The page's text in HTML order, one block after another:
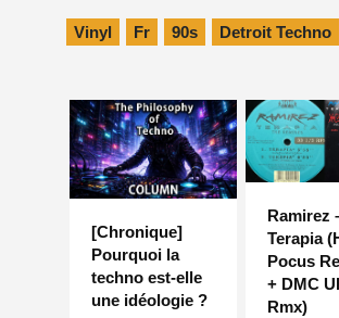
Vinyl Fr 90s Detroit Techno
[Chronique]
Pourquoi la
techno est-elle
une idéologie ?
Ramirez
Terapia
Pocus
+ DMC
Rmx)